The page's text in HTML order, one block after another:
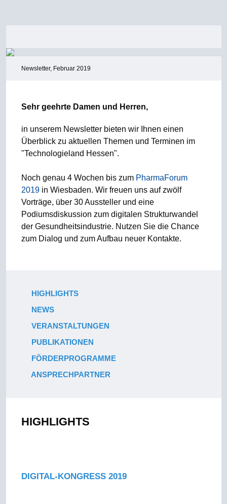
Newsletter, Februar 2019
Sehr geehrte Damen und Herren,
in unserem Newsletter bieten wir Ihnen einen
Überblick zu aktuellen Themen und Terminen im
"Technologieland Hessen".
Noch genau 4 Wochen bis zum PharmaForum
2019in Wiesbaden. Wir freuen uns auf zwölf
Vorträge, über 30 Aussteller und eine
Podiumsdiskussion zum digitalen Strukturwandel
der Gesundheitsindustrie. Nutzen Sie die Chance
zum Dialog und zum Aufbau neuer Kontakte.
HIGHLIGHTS
NEWS
VERANSTALTUNGEN
PUBLIKATIONEN
FÖRDERPROGRAMME
ANSPRECHPARTNER
HIGHLIGHTS
DIGITAL-KONGRESS 2019